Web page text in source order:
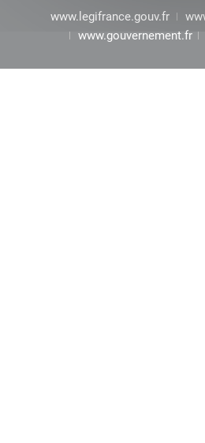
www.legifrance.gouv.fr
www.gouvernement.fr